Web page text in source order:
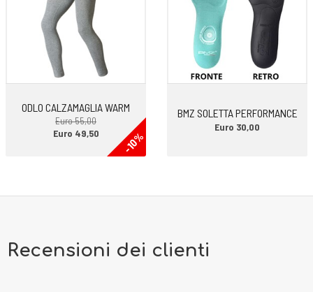
ODLO CALZAMAGLIA WARM
Euro 55,00
-10%
Euro 49,50
BMZ SOLETTA PERFORMANCE
Euro 30,00
Recensioni dei clienti